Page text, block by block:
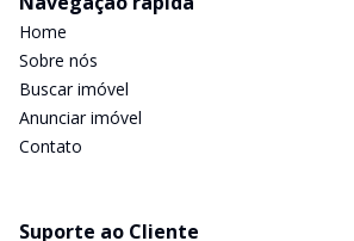
Home
Sobre nós
Buscar imóvel
Anunciar imóvel
Contato
Suporte ao Cliente